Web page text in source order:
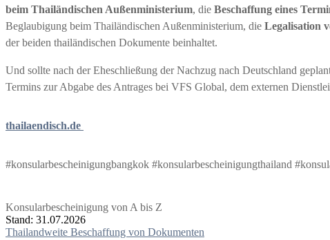
beim Thailändischen Außenministerium, die Beschaffung eines
Beglaubigung beim Thailändischen Außenministerium, die Legalisation
der beiden thailändischen Dokumente beinhaltet.
Und sollte nach der Eheschließung der Nachzug nach Deutschland
Termins zur Abgabe des Antrages bei VFS Global, dem externen
thailaendisch.de
#konsularbescheinigungbangkok #konsularbescheinigungthailand
Konsularbescheinigung von A bis Z
Stand: 31.07.2026
Beitragsnavigation
Thailandweite Beschaffung von Dokumenten